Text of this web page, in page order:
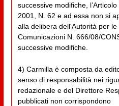
successive modifiche,
2001, N. 62 e ad essa non si
alla delibera dell'Autorità per
Comunicazioni N. 666/08/
successive modifiche.
4) Carmilla è composta da
senso di responsabilità nei
redazionale e del Direttore
pubblicati non corrispondono